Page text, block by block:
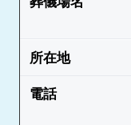
所在地
電話